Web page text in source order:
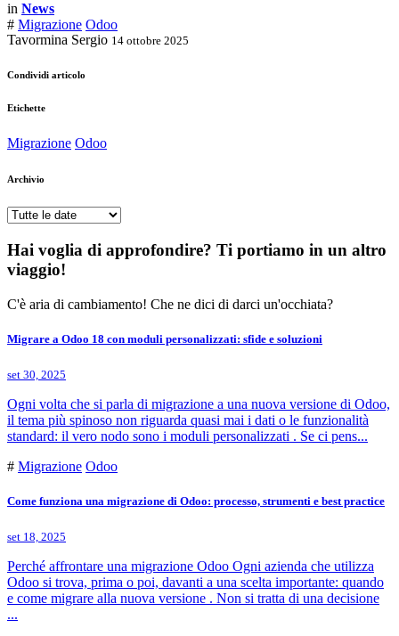
in News
# Migrazione Odoo
Tavormina Sergio 14 ottobre 2025
Condividi articolo
Etichette
Migrazione Odoo
Archivio
Hai voglia di approfondire? Ti portiamo in un altro
viaggio!
C'è aria di cambiamento! Che ne dici di darci un'occhiata?
Migrare a Odoo 18 con moduli personalizzati: sfide e soluzioni
set 30, 2025
Ogni volta che si parla di migrazione a una nuova versione di Odoo,
il tema più spinoso non riguarda quasi mai i dati o le funzionalità
standard: il vero nodo sono i moduli personalizzati . Se ci pens...
# Migrazione Odoo
Come funziona una migrazione di Odoo: processo, strumenti e best practice
set 18, 2025
Perché affrontare una migrazione Odoo Ogni azienda che utilizza
Odoo si trova, prima o poi, davanti a una scelta importante: quando
e come migrare alla nuova versione . Non si tratta di una decisione
...